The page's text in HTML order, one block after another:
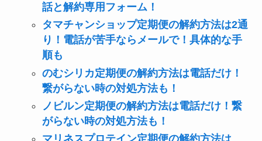
話と解約専用フォーム！
タマチャンショップ定期便の解約方法は2通
り！電話が苦手ならメールで！具体的な手
順も
のむシリカ定期便の解約方法は電話だけ！
繋がらない時の対処方法も！
ノビルン定期便の解約方法は電話だけ！繋
がらない時の対処方法も！